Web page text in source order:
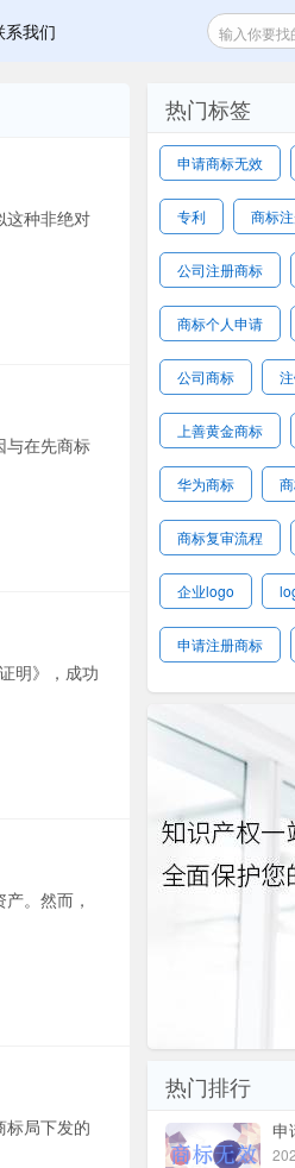
系我们
这种非绝对
与在先商标
明》，成功
。然而，
标局下发的
热门标签
申请商标无效
专利 商标
公司注册商标
商标个人申请
公司商标
上善黄金商标
华为商标
商标复审流程
企业logo
申请注册商标
热门排行
申